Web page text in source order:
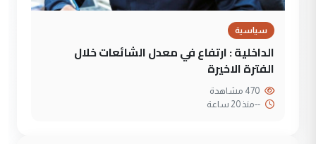
سياسية
الداخلية : ارتفاع في معدل الشائعات خلال
الفترة الاخيرة
--منذ 20 ساعة